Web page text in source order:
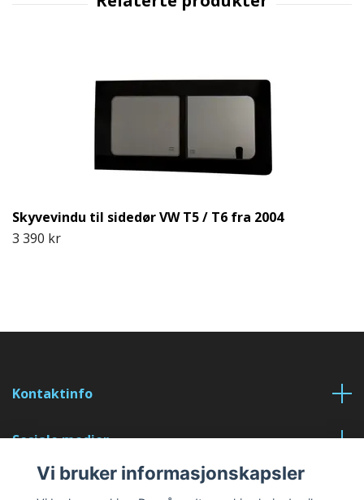
Skyvevindu til sidedør VW T5 / T6 fra 2004
3 390 kr
Kontaktinfo
Sosiale medier
Les mer
Vi bruker informasjonskapsler